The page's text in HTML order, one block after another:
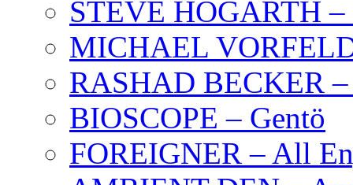
STEVE HOGARTH –
MICHAEL
RASHAD BECKER
BIOSCOPE – Gentö
FOREIGNER – All